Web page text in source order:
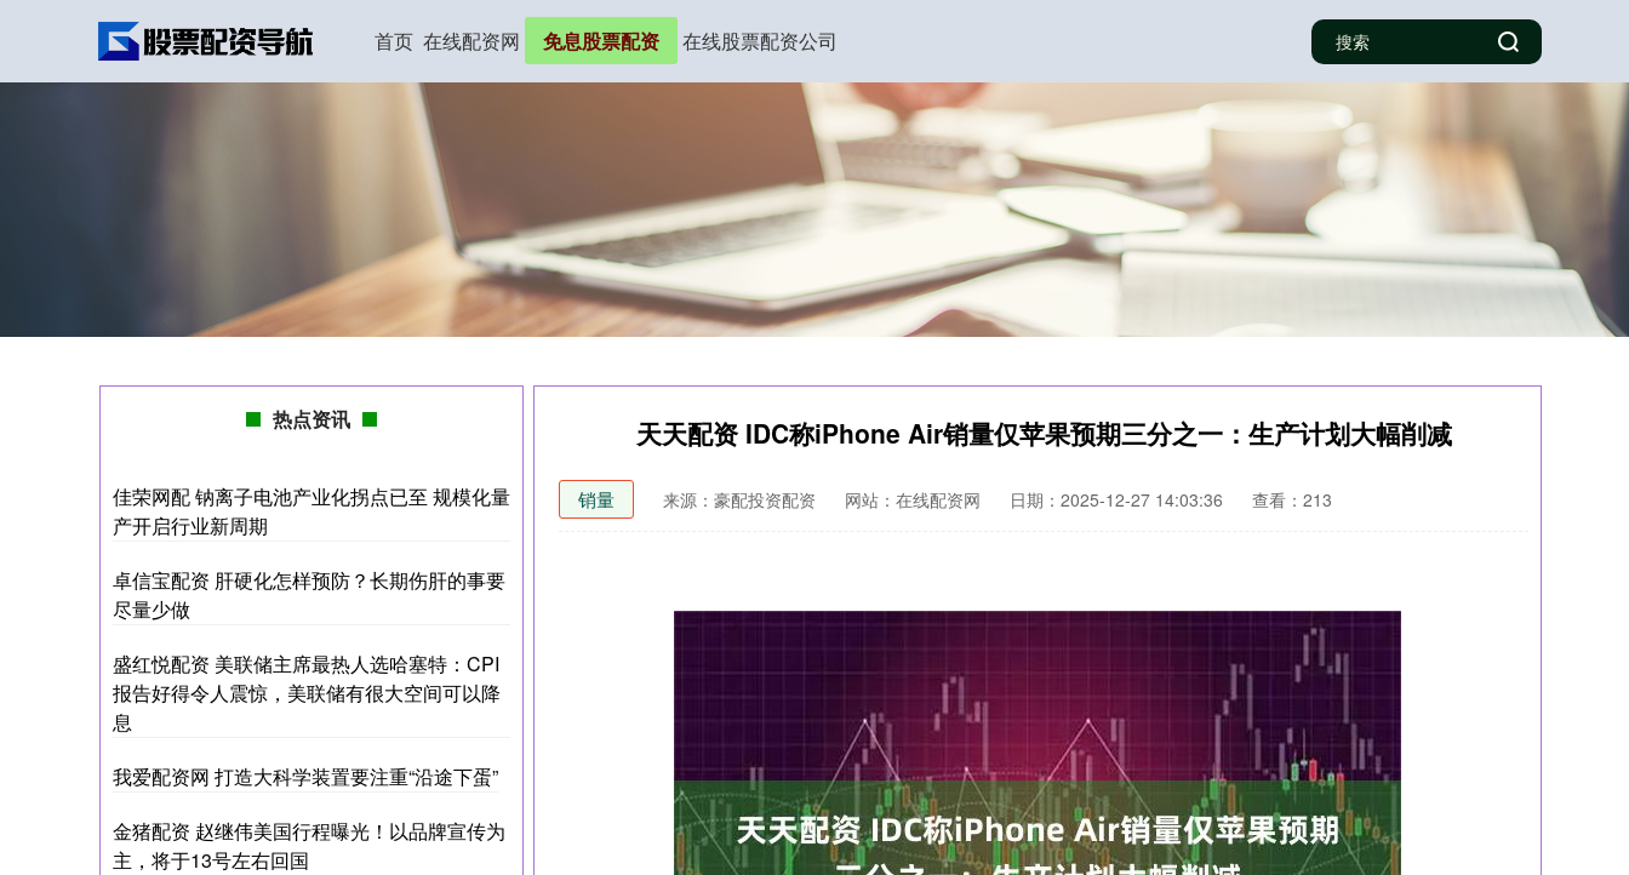
首页 在线配资网 免息股票配资 在线股票配资公司
天天配资 IDC称iPhone Air销量仅苹果预期三分之一：生产计划大幅削减
销量 来源：豪配投资配资 网站：在线配资网 日期：2025-12-27 14:03:36 查看：213
热点资讯
佳荣网配 钠离子电池产业化拐点已至 规模化量
产开启行业新周期
卓信宝配资 肝硬化怎样预防？长期伤肝的事要
尽量少做
盛红悦配资 美联储主席最热人选哈塞特：CPI
报告好得令人震惊，美联储有很大空间可以降
息
我爱配资网 打造大科学装置要注重“沿途下蛋”
金猪配资 赵继伟美国行程曝光！以品牌宣传为
主，将于13号左右回国